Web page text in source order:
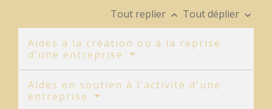
Tout replier keyboard_arrow_up Tout déplier keyboard_arrow_down
Aides à la création ou à la reprise
d'une entreprise
Aides en soutien à l'activité d'une
entreprise